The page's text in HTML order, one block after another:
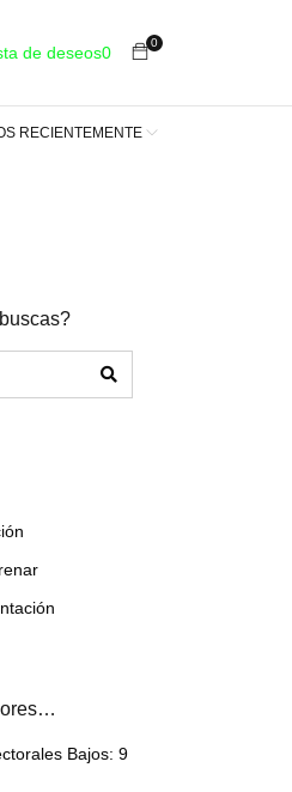
0
de deseos0
RECIENTEMENTE
Bajos: 9